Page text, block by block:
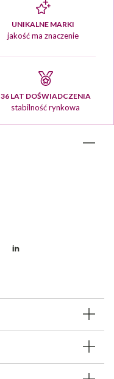
UNIKALNE MARKI
jakość ma znaczenie
36 LAT DOŚWIADCZENIA
stabilność rynkowa